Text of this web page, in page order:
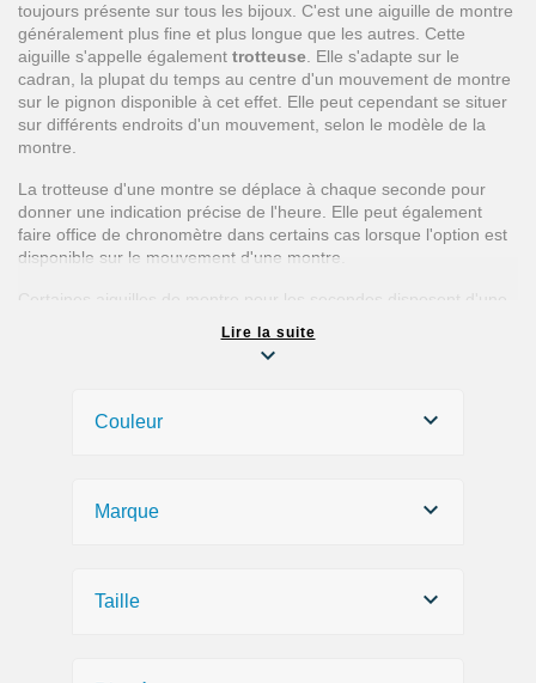
toujours présente sur tous les bijoux. C'est une aiguille de montre
généralement plus fine et plus longue que les autres. Cette
aiguille s'appelle également trotteuse . Elle s'adapte sur le
cadran, la plupat du temps au centre d'un mouvement de montre
sur le pignon disponible à cet effet. Elle peut cependant se situer
sur différents endroits d'un mouvement, selon le modèle de la
montre.
La trotteuse d'une montre se déplace à chaque seconde pour
donner une indication précise de l'heure. Elle peut également
faire office de chronomètre dans certains cas lorsque l'option est
disponible sur le mouvement d'une montre.
permettent de les voir dans l'obscurité. Ces trotteuses visibles la
montre à l'aide des différents
disponibles sur
commencer les réparations souhaitées. Pour extraire facilement
son pignon central de mouvement, utilisez un
Lire la suite
Couleur
Marque
Taille